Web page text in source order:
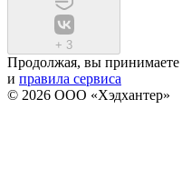
+ 3
Продолжая, вы принимаете
и правила сервиса
© 2026 ООО «Хэдхантер»